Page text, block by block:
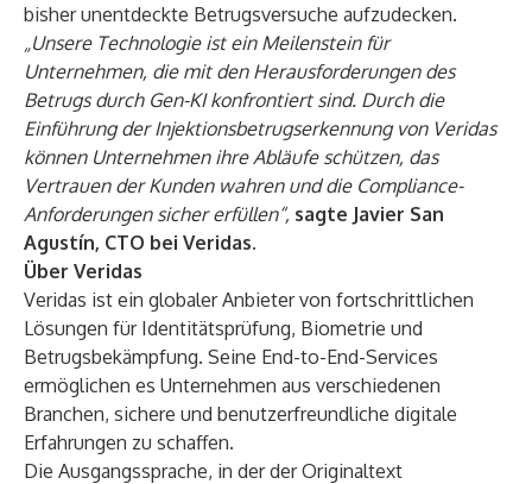
bisher unentdeckte Betrugsversuche aufzudecken.
„Unsere Technologie ist ein Meilenstein für
Unternehmen, die mit den Herausforderungen des
Betrugs durch Gen-KI konfrontiert sind. Durch die
Einführung der Injektionsbetrugserkennung von Veridas
können Unternehmen ihre Abläufe schützen, das
Vertrauen der Kunden wahren und die Compliance-
Anforderungen sicher erfüllen“, sagte Javier San
Agustín, CTO bei Veridas.
Über Veridas
Veridas ist ein globaler Anbieter von fortschrittlichen
Lösungen für Identitätsprüfung, Biometrie und
Betrugsbekämpfung. Seine End-to-End-Services
ermöglichen es Unternehmen aus verschiedenen
Branchen, sichere und benutzerfreundliche digitale
Erfahrungen zu schaffen.
Die Ausgangssprache, in der der Originaltext